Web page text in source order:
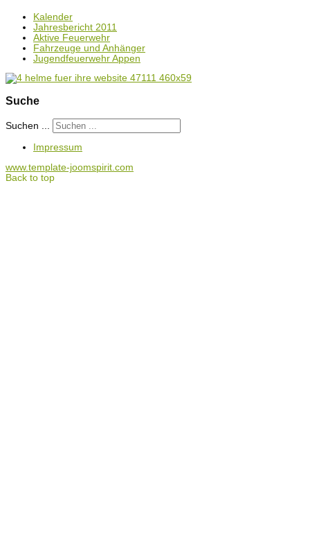
Kalender
Jahresbericht 2011
Aktive Feuerwehr
Fahrzeuge und Anhänger
Jugendfeuerwehr Appen
Suche
Suchen ...
Impressum
www.template-joomspirit.com
Back to top